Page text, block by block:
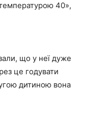
40»,
що у неї дуже
це годувати
дитиною вона